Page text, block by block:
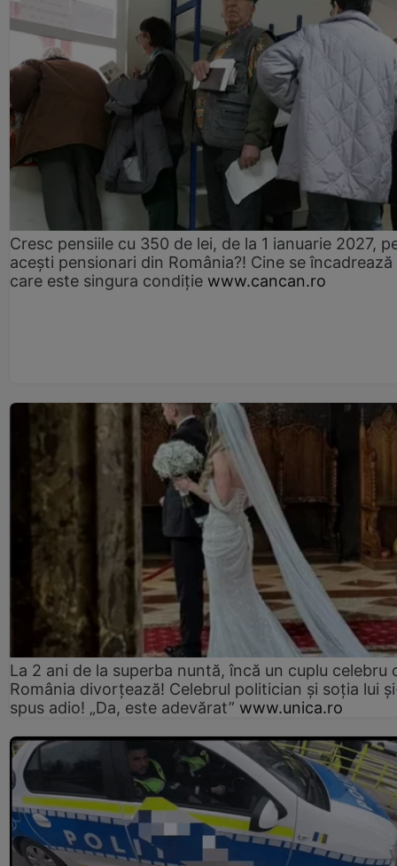
Cresc pensiile cu 350 de lei, de la 1 ianuarie 2027,
acești pensionari din România?! Cine se încadrează
care este singura condiție www.cancan.ro
La 2 ani de la superba nuntă, încă un cuplu celebru
România divorțează! Celebrul politician și soția lui
spus adio! „Da, este adevărat” www.unica.ro